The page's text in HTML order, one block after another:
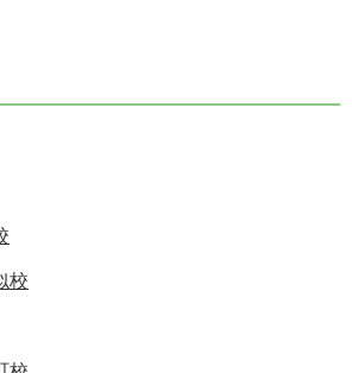
校